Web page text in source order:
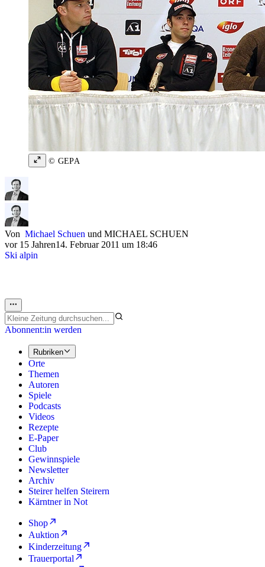
© GEPA
Von Michael Schuen und MICHAEL SCHUEN
vor 15 Jahren14. Februar 2011 um 18:46
Ski alpin
Abonnent:in werden
Rubriken
Orte
Themen
Autoren
Spiele
Podcasts
Videos
Rezepte
E-Paper
Club
Gewinnspiele
Newsletter
Archiv
Steirer helfen Steirern
Kärntner in Not
Shop
Auktion
Kinderzeitung
Trauerportal